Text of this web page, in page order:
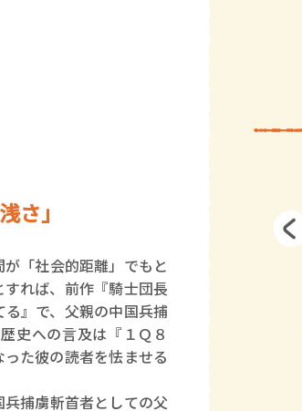
さ｣
「社会的距離」でもと
れば、前作『騎士団長
』で、父親の中国兵捕
史への言及は『１Ｑ８
た彼の読者を怯ませる
捕虜斬首者としての父
賞金稼ぎスリーサム！ 二重拘束の…
ロボット・イン・ザ・システム
著／デボラ・イン…